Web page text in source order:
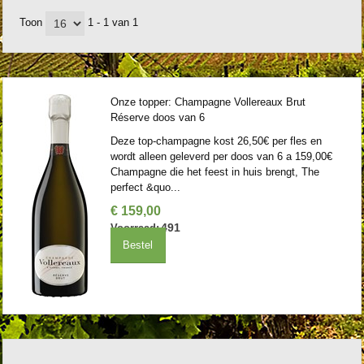
Toon 1 - 1 van 1
Onze topper: Champagne Vollereaux Brut
Réserve doos van 6
Deze top-champagne kost 26,50€ per fles en
wordt alleen geleverd per doos van 6 a 159,00€
Champagne die het feest in huis brengt, The
perfect &quo...
€ 159,00
Voorraad:491
Bestel